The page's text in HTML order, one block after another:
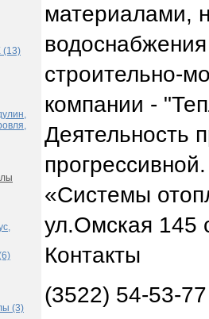
(13)
(3)
материалами,
строительно-
компании -
Деятельность
«Системы
ул.Омская 145
Контакты
(3522) 54-53-